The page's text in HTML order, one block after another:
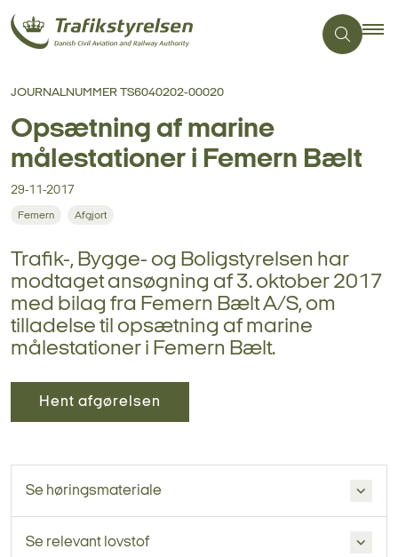
JOURNALNUMMER TS6040202-00020
Opsætning af marine
målestationer i Femern Bælt
29-11-2017
Femern Afgjort
Trafik-, Bygge- og Boligstyrelsen har
modtaget ansøgning af 3. oktober 2017
med bilag fra Femern Bælt A/S, om
tilladelse til opsætning af marine
målestationer i Femern Bælt.
Hent afgørelsen
Se høringsmateriale
Se relevant lovstof